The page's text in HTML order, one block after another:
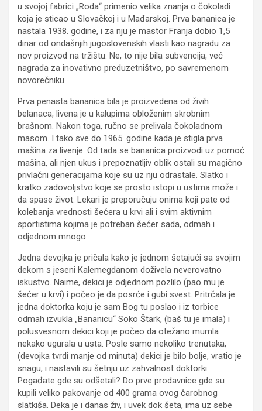
u svojoj fabrici „Roda“ primenio velika znanja o čokoladi
koja je sticao u Slovačkoj i u Mađarskoj. Prva bananica je
nastala 1938. godine, i za nju je mastor Franja dobio 1,5
dinar od ondašnjih jugoslovenskih vlasti kao nagradu za
nov proizvod na tržištu. Ne, to nije bila subvencija, već
nagrada za inovativno preduzetništvo, po savremenom
novorečniku.
Prva penasta bananica bila je proizvedena od živih
belanaca, livena je u kalupima obloženim skrobnim
brašnom. Nakon toga, ručno se prelivala čokoladnom
masom. I tako sve do 1965. godine kada je stigla prva
mašina za livenje. Od tada se bananica proizvodi uz pomoć
mašina, ali njen ukus i prepoznatljiv oblik ostali su magično
privlačni generacijama koje su uz nju odrastale. Slatko i
kratko zadovoljstvo koje se prosto istopi u ustima može i
da spase život. Lekari je preporučuju onima koji pate od
kolebanja vrednosti šećera u krvi ali i svim aktivnim
sportistima kojima je potreban šećer sada, odmah i
odjednom mnogo.
Jedna devojka je pričala kako je jednom šetajući sa svojim
dekom s jeseni Kalemegdanom doživela neverovatno
iskustvo. Naime, dekici je odjednom pozlilo (pao mu je
šećer u krvi) i počeo je da posrće i gubi svest. Pritrčala je
jedna doktorka koju je sam Bog tu poslao i iz torbice
odmah izvukla „Bananicu“ Soko Štark, (baš tu je imala) i
polusvesnom dekici koji je počeo da otežano mumla
nekako ugurala u usta. Posle samo nekoliko trenutaka,
(devojka tvrdi manje od minuta) dekici je bilo bolje, vratio je
snagu, i nastavili su šetnju uz zahvalnost doktorki.
Pogađate gde su odšetali? Do prve prodavnice gde su
kupili veliko pakovanje od 400 grama ovog čarobnog
slatkiša. Deka je i danas živ, i uvek dok šeta, ima uz sebe